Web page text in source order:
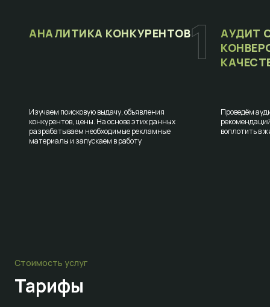
АНАЛИТИКА КОНКУРЕНТОВ
Изучаем поисковую выдачу, объявления
конкурентов, цены. На основе этих данных
разрабатываем необходимые рекламные
материалы и запускаем в работу
АУДИТ
Проведём
воплотить в
Стоимость услуг
Тарифы